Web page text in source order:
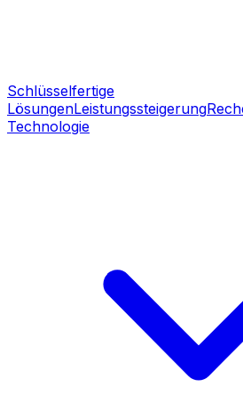
Schlüsselfertige
LösungenLeistungssteigerung
Technologie